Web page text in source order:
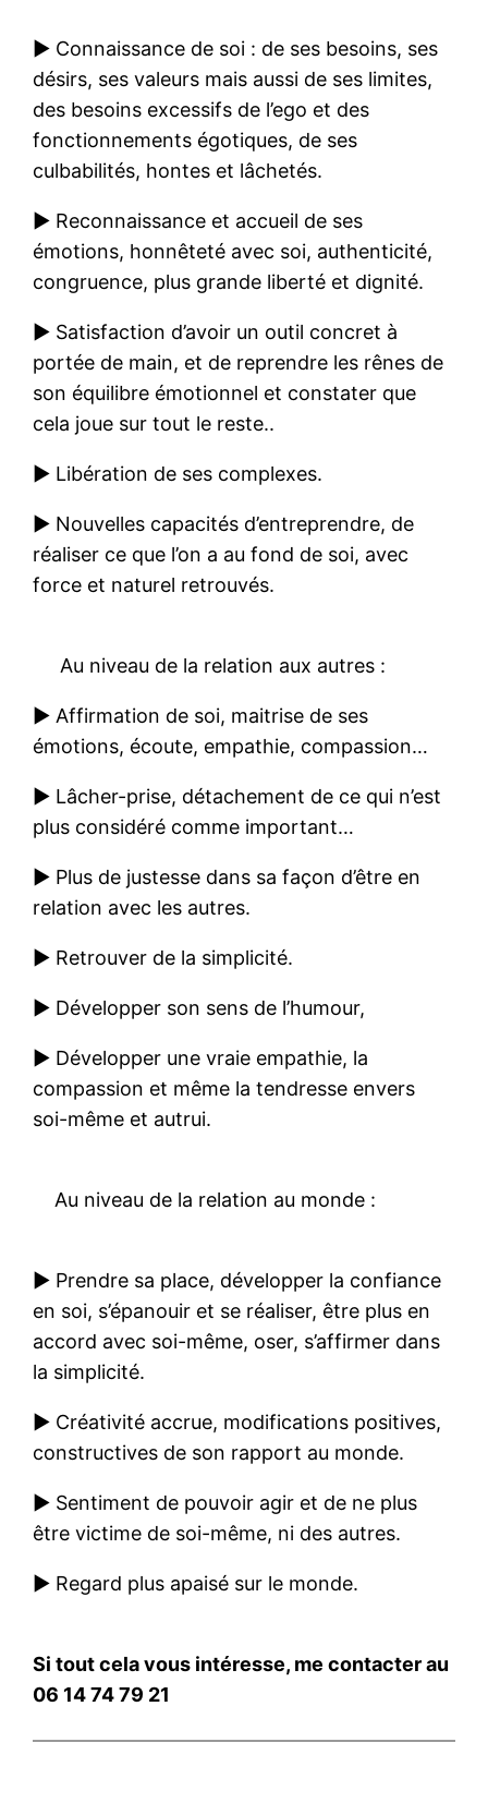
► Connaissance de soi : de ses besoins, ses
désirs, ses valeurs mais aussi de ses limites,
des besoins excessifs de l’ego et des
fonctionnements égotiques, de ses
culbabilités, hontes et lâchetés.
► Reconnaissance et accueil de ses
émotions, honnêteté avec soi, authenticité,
congruence, plus grande liberté et dignité.
► Satisfaction d’avoir un outil concret à
portée de main, et de reprendre les rênes de
son équilibre émotionnel et constater que
cela joue sur tout le reste..
► Libération de ses complexes.
► Nouvelles capacités d’entreprendre, de
réaliser ce que l’on a au fond de soi, avec
force et naturel retrouvés.
Au niveau de la relation aux autres :
► Affirmation de soi, maitrise de ses
émotions, écoute, empathie, compassion…
► Lâcher-prise, détachement de ce qui n’est
plus considéré comme important…
► Plus de justesse dans sa façon d’être en
relation avec les autres.
► Retrouver de la simplicité.
► Développer son sens de l’humour,
► Développer une vraie empathie, la
compassion et même la tendresse envers
soi-même et autrui.
Au niveau de la relation au monde :
► Prendre sa place, développer la confiance
en soi, s’épanouir et se réaliser, être plus en
accord avec soi-même, oser, s’affirmer dans
la simplicité.
► Créativité accrue, modifications positives,
constructives de son rapport au monde.
► Sentiment de pouvoir agir et de ne plus
être victime de soi-même, ni des autres.
► Regard plus apaisé sur le monde.
Si tout cela vous intéresse, me contacter au
06 14 74 79 21